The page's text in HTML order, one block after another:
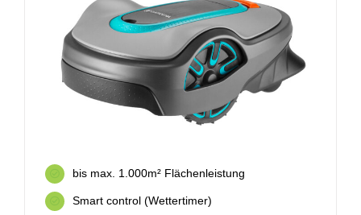
bis max. 1.000m² Flächenleistung
Smart control (Wettertimer)